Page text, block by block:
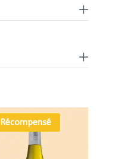
Récompensé